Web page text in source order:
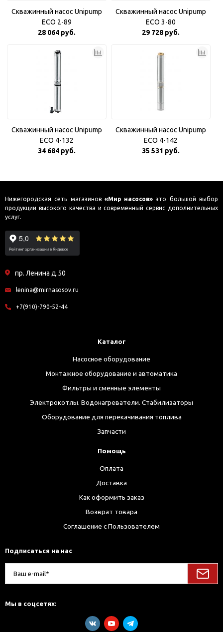
Скважинный насос Unipump
ECO 2-89
28 064 руб.
Скважинный насос Unipump
ECO 3-80
29 728 руб.
Скважинный насос Unipump
ECO 4-132
34 684 руб.
Скважинный насос Unipump
ECO 4-142
35 531 руб.
Нижегородская сеть магазинов «Мир насосов» это большой выбор
продукции высокого качества и современный сервис дополнительных
услуг.
пр. Ленина д.50
lenina@mirnasosov.ru
+7(910)-790-52-44
Каталог
Насосное оборудование
Монтажное оборудование и автоматика
Фильтры и сменные элементы
Электрокотлы. Водонагреватели. Стабилизаторы
Оборудование для перекачивания топлива
Запчасти
Помощь
Оплата
Доставка
Как оформить заказ
Возврат товара
Соглашение с Пользователем
Подписаться на нас
Мы в соцсетях: